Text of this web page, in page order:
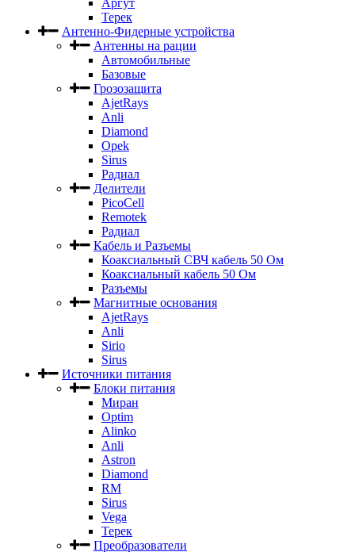
Аргут
Терек
Антенно-Фидерные устройства
Антенны на рации
Автомобильные
Базовые
Грозозащита
AjetRays
Anli
Diamond
Opek
Sirus
Радиал
Делители
PicoCell
Remotek
Радиал
Кабель и Разъемы
Коаксиальный СВЧ кабель 50 Ом
Коаксиальный кабель 50 Ом
Разъемы
Магнитные основания
AjetRays
Anli
Sirio
Sirus
Источники питания
Блоки питания
Миран
Optim
Alinko
Anli
Astron
Diamond
RM
Sirus
Vega
Терек
Преобразователи